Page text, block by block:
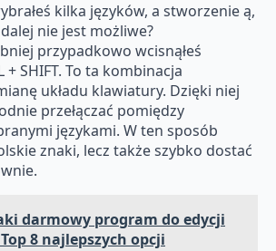
kilka języków, a stworzenie ą,
dalej nie jest możliwe?
przypadkowo wcisnąłeś
+ SHIFT. To ta kombinacja
układu klawiatury. Dzięki niej
przełączać pomiędzy
językami. W ten sposób
znaki, lecz także szybko dostać
darmowy program do edycji
8 najlepszych opcji